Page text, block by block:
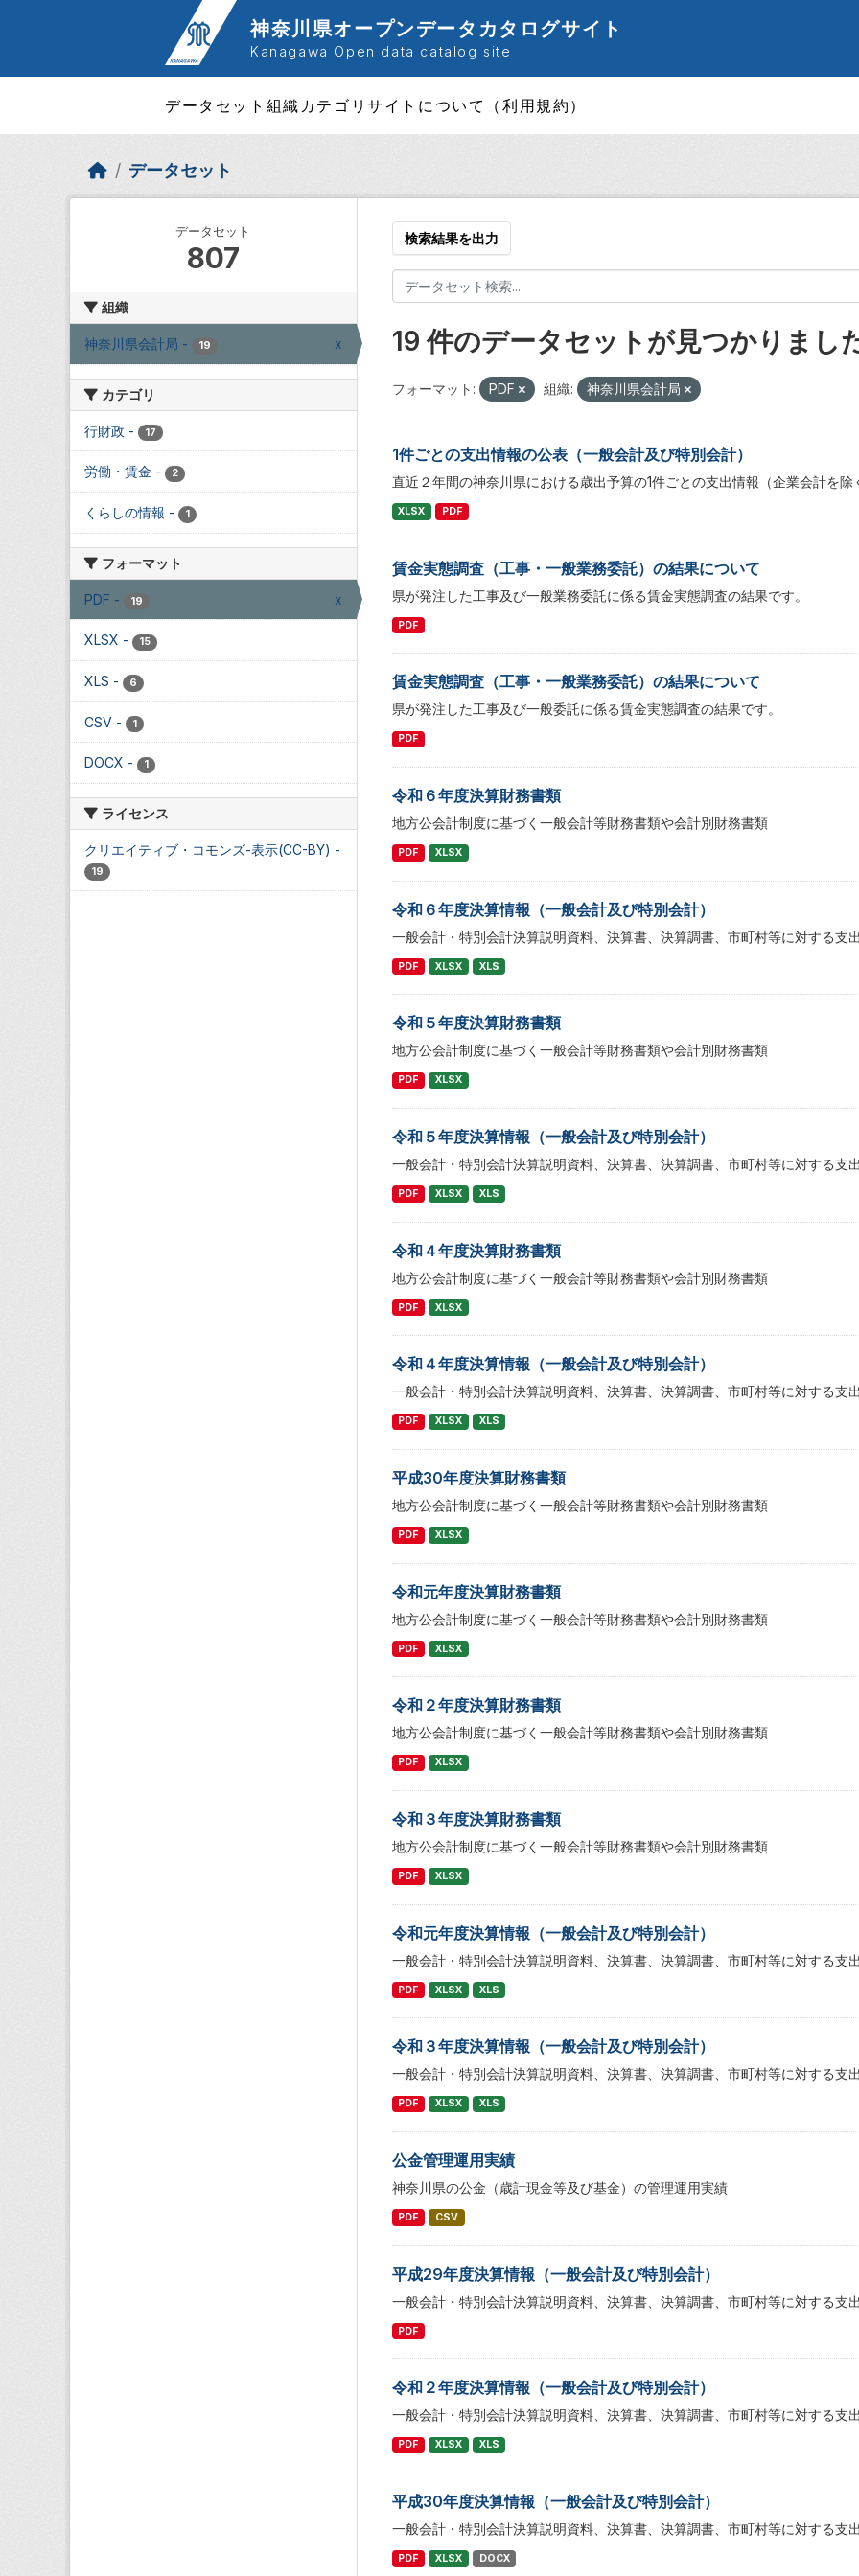
神奈川県オープンデータカタログサイト
Kanagawa Open data catalog site
データセット 組織 カテゴリサイトについて（利用規約）
データセット
データセット
807
組織
神奈川県会計局 - 19 x
カテゴリ
行財政 - 17
労働・賃金 - 2
くらしの情報 - 1
フォーマット
PDF - 19 x
XLSX - 15
XLS - 6
CSV - 1
DOCX - 1
ライセンス
クリエイティブ・コモンズ-表示(CC-BY) -
19
検索結果を出力
19 件のデータセットが見つかりまし
フォーマット: PDF 組織: 神奈川県会計局
1件ごとの支出情報の公表（一般会計及び特別会計）
直近２年間の神奈川県における歳出予算の1件ごとの支出情報（企業会計を除
XLSX PDF
賃金実態調査（工事・一般業務委託）の結果について
県が発注した工事及び一般業務委託に係る賃金実態調査の結果です。
PDF
賃金実態調査（工事・一般業務委託）の結果について
県が発注した工事及び一般委託に係る賃金実態調査の結果です。
PDF
令和６年度決算財務書類
地方公会計制度に基づく一般会計等財務書類や会計別財務書類
PDF XLSX
令和６年度決算情報（一般会計及び特別会計）
一般会計・特別会計決算説明資料、決算書、決算調書、市町村等に対する支
PDF XLSX XLS
令和５年度決算財務書類
地方公会計制度に基づく一般会計等財務書類や会計別財務書類
PDF XLSX
令和５年度決算情報（一般会計及び特別会計）
一般会計・特別会計決算説明資料、決算書、決算調書、市町村等に対する支
PDF XLSX XLS
令和４年度決算財務書類
地方公会計制度に基づく一般会計等財務書類や会計別財務書類
PDF XLSX
令和４年度決算情報（一般会計及び特別会計）
一般会計・特別会計決算説明資料、決算書、決算調書、市町村等に対する支
PDF XLSX XLS
平成30年度決算財務書類
地方公会計制度に基づく一般会計等財務書類や会計別財務書類
PDF XLSX
令和元年度決算財務書類
地方公会計制度に基づく一般会計等財務書類や会計別財務書類
PDF XLSX
令和２年度決算財務書類
地方公会計制度に基づく一般会計等財務書類や会計別財務書類
PDF XLSX
令和３年度決算財務書類
地方公会計制度に基づく一般会計等財務書類や会計別財務書類
PDF XLSX
令和元年度決算情報（一般会計及び特別会計）
一般会計・特別会計決算説明資料、決算書、決算調書、市町村等に対する支
PDF XLSX XLS
令和３年度決算情報（一般会計及び特別会計）
一般会計・特別会計決算説明資料、決算書、決算調書、市町村等に対する支
PDF XLSX XLS
公金管理運用実績
神奈川県の公金（歳計現金等及び基金）の管理運用実績
PDF CSV
平成29年度決算情報（一般会計及び特別会計）
一般会計・特別会計決算説明資料、決算書、決算調書、市町村等に対する支
PDF
令和２年度決算情報（一般会計及び特別会計）
一般会計・特別会計決算説明資料、決算書、決算調書、市町村等に対する支
PDF XLSX XLS
平成30年度決算情報（一般会計及び特別会計）
一般会計・特別会計決算説明資料、決算書、決算調書、市町村等に対する支
PDF XLSX DOCX